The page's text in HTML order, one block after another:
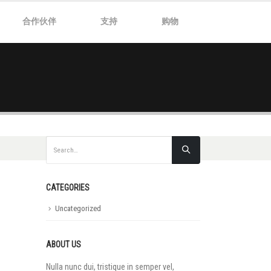
合作伙伴 支持 购物
CATEGORIES
Uncategorized
ABOUT US
Nulla nunc dui, tristique in semper vel,